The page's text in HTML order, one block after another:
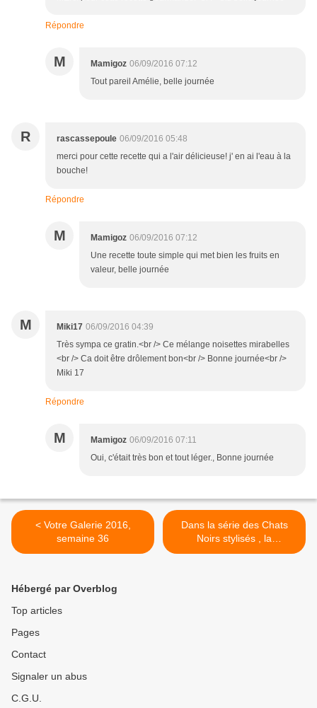
Répondre
M Mamigoz 06/09/2016 07:12
Tout pareil Amélie, belle journée
R rascassepoule 06/09/2016 05:48
merci pour cette recette qui a l'air délicieuse! j' en ai l'eau à la
bouche!
Répondre
M Mamigoz 06/09/2016 07:12
Une recette toute simple qui met bien les fruits en
valeur, belle journée
M Miki17 06/09/2016 04:39
Très sympa ce gratin.<br /> Ce mélange noisettes mirabelles
<br /> Ca doit être drôlement bon<br /> Bonne journée<br />
Miki 17
Répondre
M Mamigoz 06/09/2016 07:11
Oui, c'était très bon et tout léger., Bonne journée
< Votre Galerie 2016,
semaine 36
Dans la série des Chats
Noirs stylisés , la
Parisienne. >
Hébergé par Overblog
Top articles
Pages
Contact
Signaler un abus
C.G.U.